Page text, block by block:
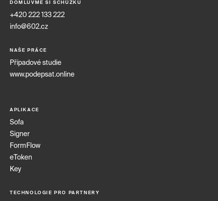
DOMLUVME SI SCHŮZKU
+420 222 133 222
info@602.cz
NAŠE PRÁCE
Případové studie
www.podepsat.online
APLIKACE
Sofa
Signer
FormFlow
eToken
Key
TECHNOLOGIE PRO PARTNERY